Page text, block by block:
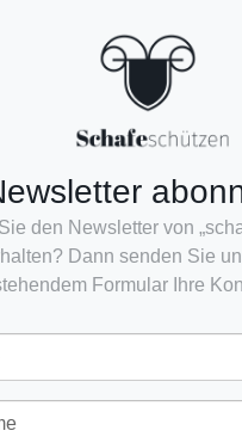
den Newsletter von
Dann senden Sie
Formular Ihre